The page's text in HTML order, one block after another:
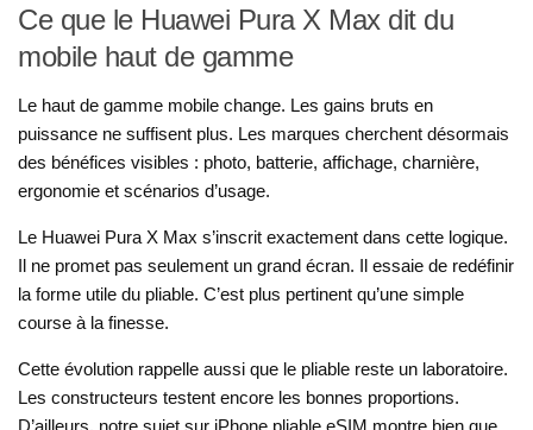
Ce que le Huawei Pura X Max dit du
mobile haut de gamme
Le haut de gamme mobile change. Les gains bruts en
puissance ne suffisent plus. Les marques cherchent désormais
des bénéfices visibles : photo, batterie, affichage, charnière,
ergonomie et scénarios d’usage.
Le Huawei Pura X Max s’inscrit exactement dans cette logique.
Il ne promet pas seulement un grand écran. Il essaie de redéfinir
la forme utile du pliable. C’est plus pertinent qu’une simple
course à la finesse.
Cette évolution rappelle aussi que le pliable reste un laboratoire.
Les constructeurs testent encore les bonnes proportions.
D’ailleurs, notre sujet sur iPhone pliable eSIM montre bien que